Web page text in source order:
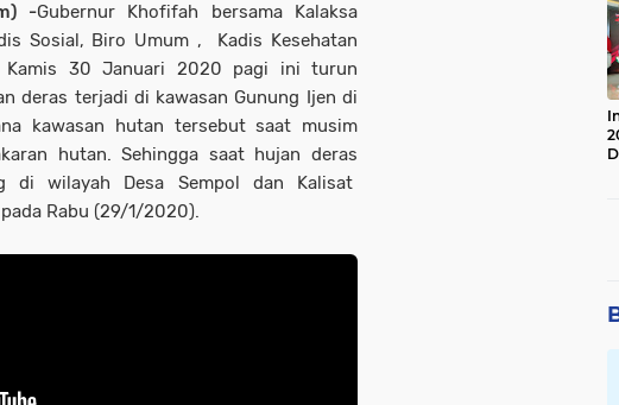
-Gubernur Khofifah bersama Kalaksa
Sosial, Biro Umum , Kadis Kesehatan
Kamis 30 Januari 2020 pagi ini turun
deras terjadi di kawasan Gunung Ijen di
kawasan hutan tersebut saat musim
hutan. Sehingga saat hujan deras
di wilayah Desa Sempol dan Kalisat
Rabu (29/1/2020).